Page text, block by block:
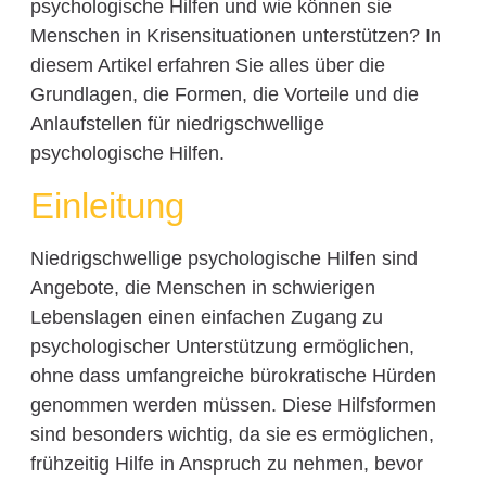
psychologische Hilfen und wie können sie
Menschen in Krisensituationen unterstützen? In
diesem Artikel erfahren Sie alles über die
Grundlagen, die Formen, die Vorteile und die
Anlaufstellen für niedrigschwellige
psychologische Hilfen.
Einleitung
Niedrigschwellige psychologische Hilfen sind
Angebote, die Menschen in schwierigen
Lebenslagen einen einfachen Zugang zu
psychologischer Unterstützung ermöglichen,
ohne dass umfangreiche bürokratische Hürden
genommen werden müssen. Diese Hilfsformen
sind besonders wichtig, da sie es ermöglichen,
frühzeitig Hilfe in Anspruch zu nehmen, bevor